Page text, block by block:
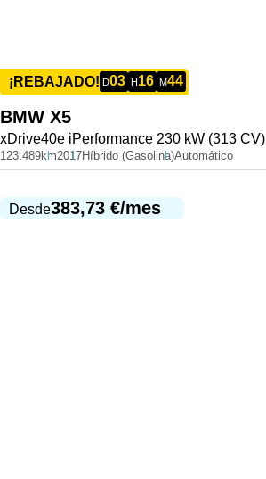
¡REBAJADO! D03 H 16 M44
BMW X5
xDrive40e iPerformance 230 kW (313 CV)
123.489km2017Híbrido (Gasolina)Automático
Desde383,73 €/mes